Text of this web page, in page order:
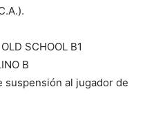
SCHOOL B1
B
suspensión al jugador de